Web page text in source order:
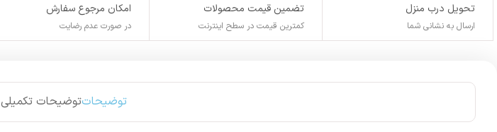
تحویل درب منزل
ارسال به نشانی شما
تضمین قیمت محصولات
کمترین قیمت در سطح اینترنت
امکان مرجوع سفارش
در صورت عدم رضایت
توضیحاتتوضیحات تکمیلی